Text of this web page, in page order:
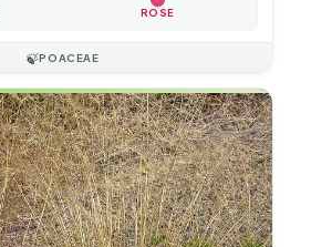
ROSE
🍃POACEAE